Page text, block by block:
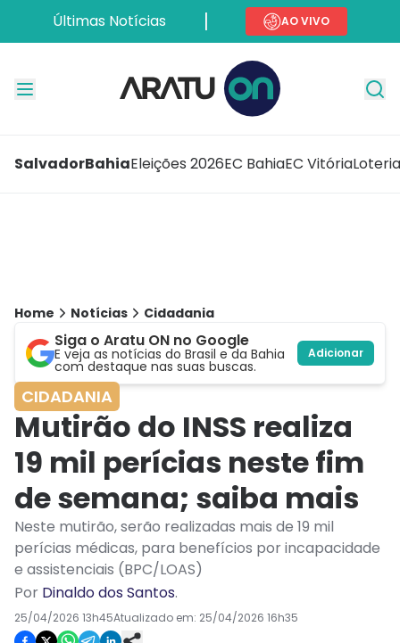
Últimas Notícias AO VIVO
SalvadorBahiaEleições 2026EC BahiaEC Vitória
Home Notícias Cidadania
Siga o Aratu ON no Google
E veja as notícias do Brasil e da Bahia
com destaque nas suas buscas.
Adicionar
CIDADANIA
Mutirão do INSS realiza
19 mil perícias neste fim
de semana; saiba mais
Neste mutirão, serão realizadas mais de 19 mil
perícias médicas, para benefícios por incapacidade
e assistenciais (BPC/LOAS)
Por Dinaldo dos Santos.
25/04/2026 13h45Atualizado em: 25/04/2026 16h35